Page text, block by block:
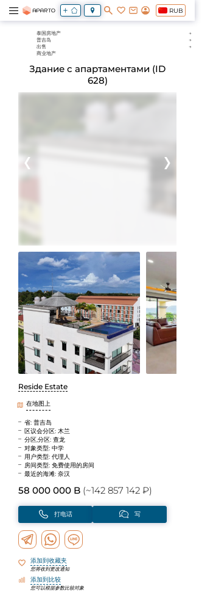
RUB
泰国房地产
普吉岛
出售
商业地产
Здание с апартаментами (ID
628)
Reside Estate
在地图上
省: 普吉岛
区议会分区: 木兰
分区,分区: 查龙
对象类型: 中学
用户类型: 代理人
房间类型: 免费使用的房间
最近的海滩: 奈汉
58 000 000 B (~142 857 142 ₽)
打电话 写
添加到收藏夹
您将收到更改通知
添加到比较
您可以根据参数比较对象